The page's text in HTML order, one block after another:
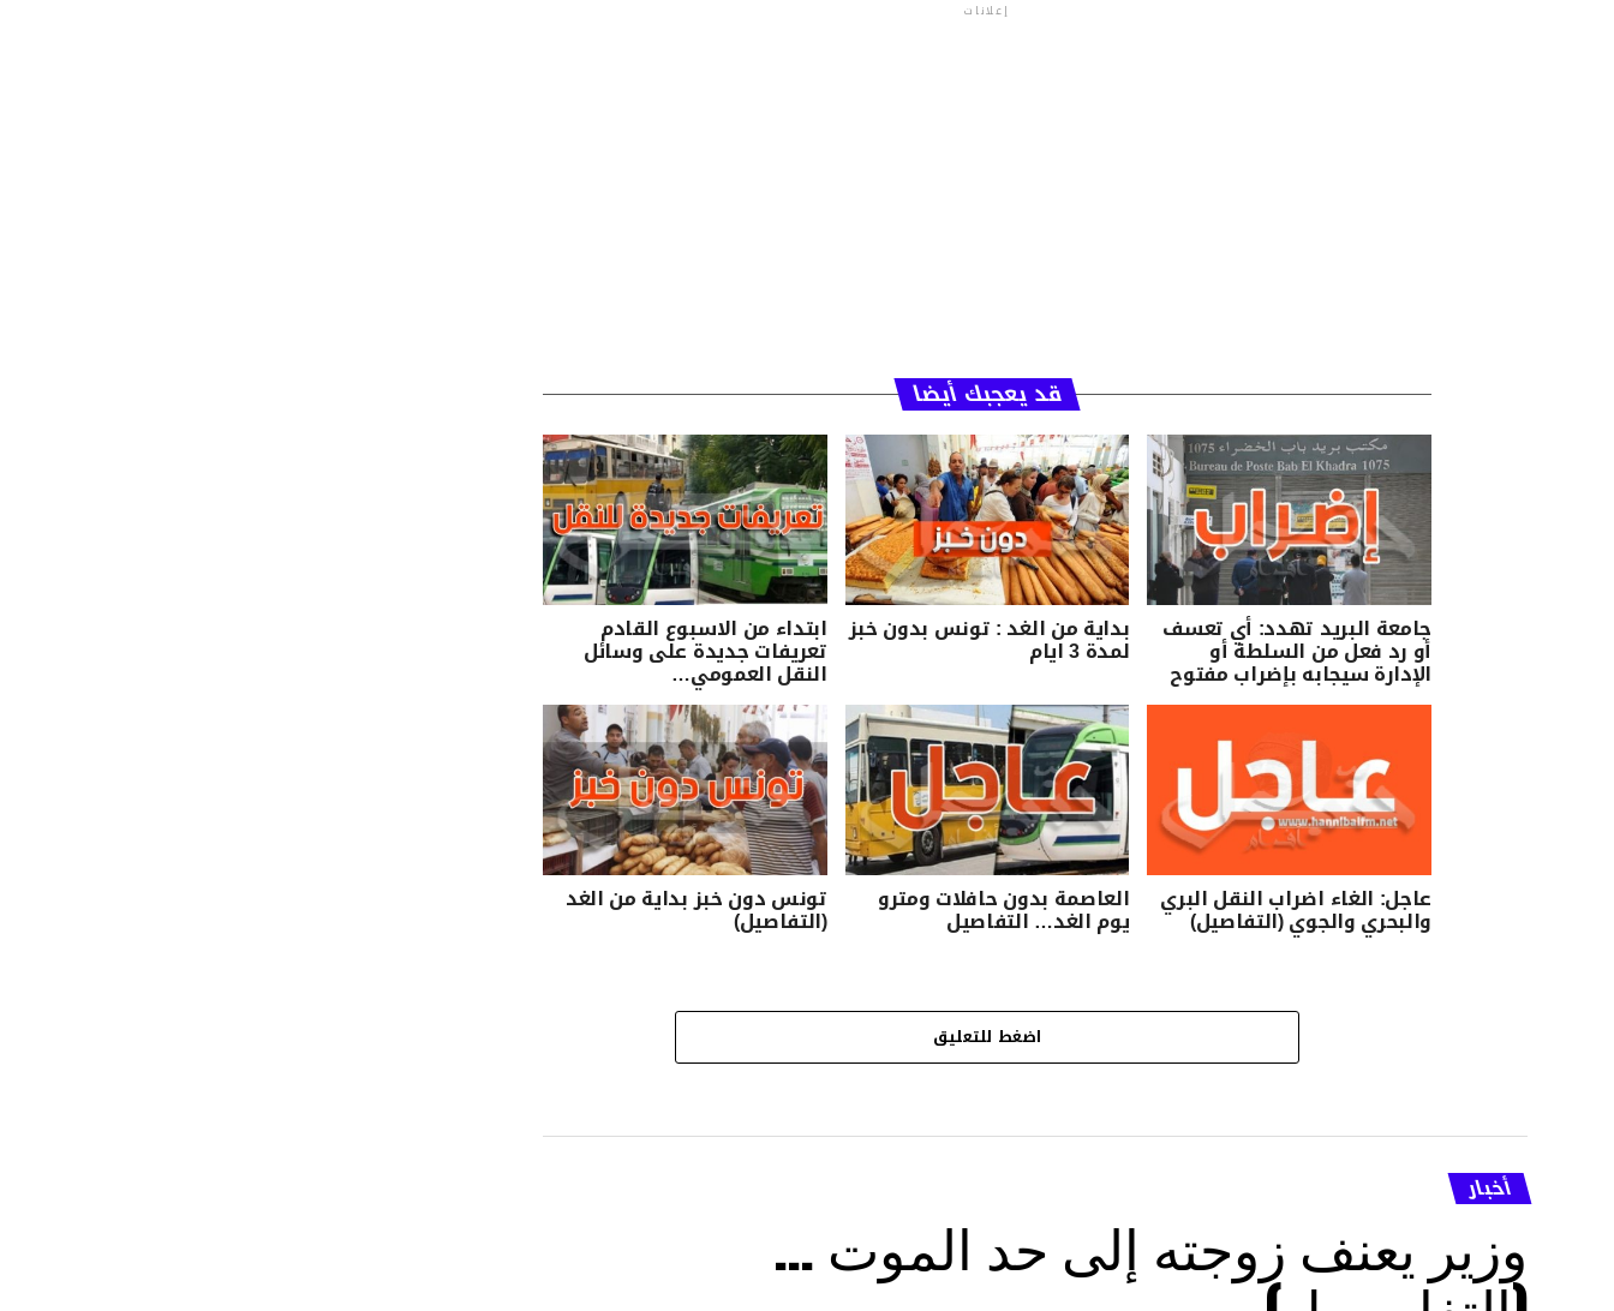
إعلانات
قد يعجبك أيضا
جامعة البريد تهدد: أي تعسف
أو رد فعل من السلطة أو
الإدارة سيجابه بإضراب مفتوح
بداية من الغد : تونس بدون خبز
لمدة 3 ايام
ابتداء من الاسبوع القادم
تعريفات جديدة على وسائل
النقل العمومي…
عاجل: الغاء اضراب النقل البري
والبحري والجوي (التفاصيل)
العاصمة بدون حافلات ومترو
يوم الغد… التفاصيل
تونس دون خبز بداية من الغد
(التفاصيل)
اضغط للتعليق
أخبار
وزير يعنف زوجته إلى حد الموت …